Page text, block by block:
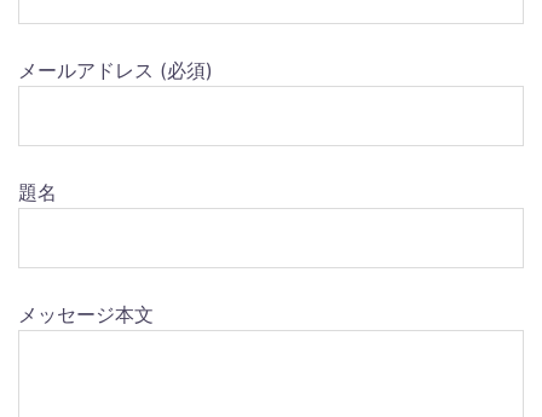
メールアドレス (必須)
題名
メッセージ本文